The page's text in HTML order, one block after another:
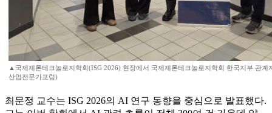
▲국제제론테크놀로지학회(ISG 2026) 현장에서 국제제론테크놀로지학회 한국지부 관계
산업전문가포럼)
최문정 교수는 ISG 2026의 AI 연구 동향을 중심으로 발표했다.